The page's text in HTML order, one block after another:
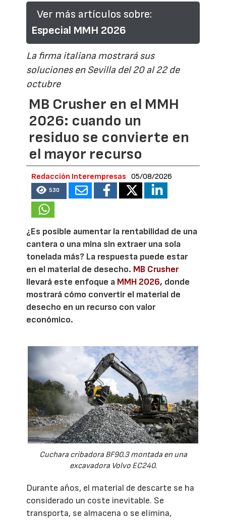
Ver más artículos sobre:
Especial MMH 2026
La firma italiana mostrará sus
soluciones en Sevilla del 20 al 22 de
octubre
MB Crusher en el MMH
2026: cuando un
residuo se convierte en
el mayor recurso
Redacción Interempresas 05/08/2026
530
¿Es posible aumentar la rentabilidad de una
cantera o una mina sin extraer una sola
tonelada más? La respuesta puede estar
en el material de desecho. MB Crusher
llevará este enfoque a MMH 2026, donde
mostrará cómo convertir el material de
desecho en un recurso con valor
económico.
Cuchara cribadora BF90.3 montada en una
excavadora Volvo EC240.
Durante años, el material de descarte se ha
considerado un coste inevitable. Se
transporta, se almacena o se elimina,